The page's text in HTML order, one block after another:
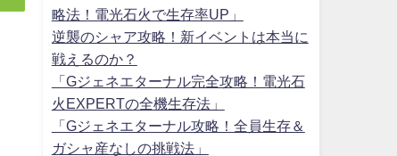
略法！電光石火で生存率UP」
逆襲のシャア攻略！新イベントは本当に
戦えるのか？
「Gジェネエターナル完全攻略！電光石
火EXPERTの全機生存法」
「Gジェネエターナル攻略！全員生存＆
ガシャ産なしの挑戦法」